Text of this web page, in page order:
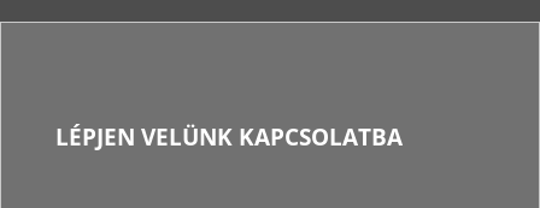
LÉPJEN VELÜNK KAPCSOLATBA